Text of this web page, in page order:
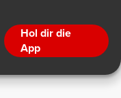
Ergänzungsmittel zur Unterstützung der Herz-Kreislauf-Gesundheit | Prozis
Hol dir die
App